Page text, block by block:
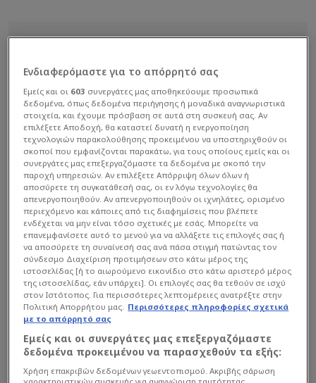
Ενδιαφερόμαστε για το απόρρητό σας
Εμείς και οι 603 συνεργάτες μας αποθηκεύουμε προσωπικά
δεδομένα, όπως δεδομένα περιήγησης ή μοναδικά αναγνωριστικά
στοιχεία, και έχουμε πρόσβαση σε αυτά στη συσκευή σας. Αν
επιλέξετε Αποδοχή, θα καταστεί δυνατή η ενεργοποίηση
τεχνολογιών παρακολούθησης προκειμένου να υποστηριχθούν οι
σκοποί που εμφανίζονται παρακάτω, για τους οποίους εμείς και οι
συνεργάτες μας επεξεργαζόμαστε τα δεδομένα με σκοπό την
παροχή υπηρεσιών. Αν επιλέξετε Απόρριψη όλων όλων ή
αποσύρετε τη συγκατάθεσή σας, οι εν λόγω τεχνολογίες θα
απενεργοποιηθούν. Αν απενεργοποιηθούν οι ιχνηλάτες, ορισμένο
περιεχόμενο και κάποιες από τις διαφημίσεις που βλέπετε
ενδέχεται να μην είναι τόσο σχετικές με εσάς. Μπορείτε να
επανεμφανίσετε αυτό το μενού για να αλλάξετε τις επιλογές σας ή
να αποσύρετε τη συναίνεσή σας ανά πάσα στιγμή πατώντας τον
σύνδεσμο Διαχείριση προτιμήσεων στο κάτω μέρος της
ιστοσελίδας [ή το αιωρούμενο εικονίδιο στο κάτω αριστερό μέρος
της ιστοσελίδας, εάν υπάρχει]. Οι επιλογές σας θα τεθούν σε ισχύ
στον Ιστότοπος. Για περισσότερες λεπτομέρειες ανατρέξτε στην
Πολιτική Απορρήτου μας. Περισσότερες πληροφορίες σχετικά
με το απόρρητό σας
Εμείς και οι συνεργάτες μας επεξεργαζόμαστε
δεδομένα προκειμένου να παρασχεθούν τα εξής:
Χρήση επακριβών δεδομένων γεωεντοπισμού. Ακριβής σάρωση